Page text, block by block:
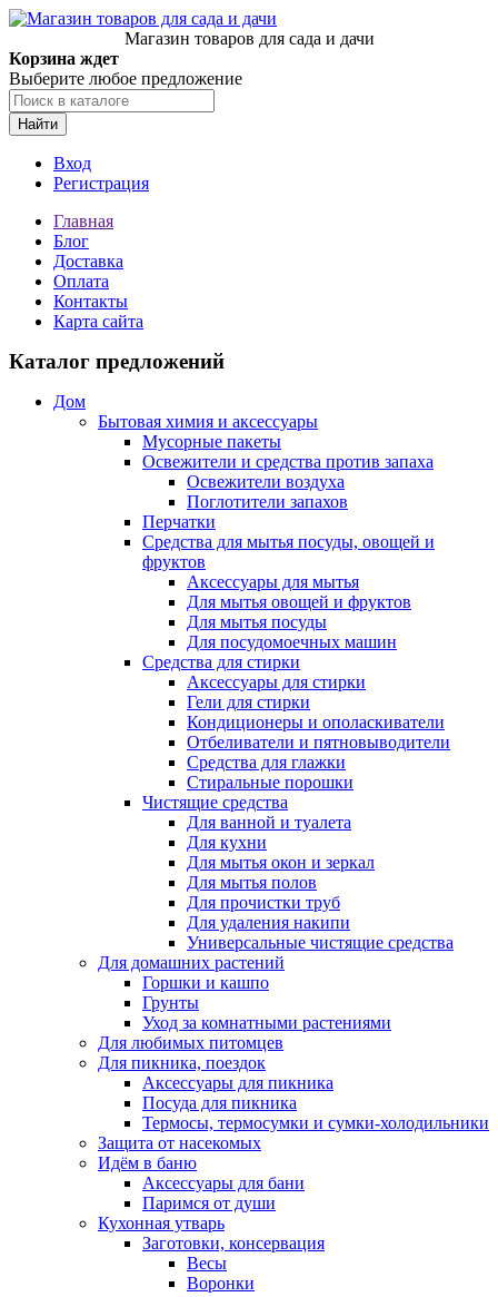
Магазин товаров для сада и дачи
Корзина ждет
Выберите любое предложение
Найти
Вход
Регистрация
Главная
Блог
Доставка
Оплата
Контакты
Карта сайта
Каталог предложений
Дом
Бытовая химия и аксессуары
Мусорные пакеты
Освежители и средства против запаха
Освежители воздуха
Поглотители запахов
Перчатки
Средства для мытья посуды, овощей и
фруктов
Аксессуары для мытья
Для мытья овощей и фруктов
Для мытья посуды
Для посудомоечных машин
Средства для стирки
Аксессуары для стирки
Гели для стирки
Кондиционеры и ополаскиватели
Отбеливатели и пятновыводители
Средства для глажки
Стиральные порошки
Чистящие средства
Для ванной и туалета
Для кухни
Для мытья окон и зеркал
Для мытья полов
Для прочистки труб
Для удаления накипи
Универсальные чистящие средства
Для домашних растений
Горшки и кашпо
Грунты
Уход за комнатными растениями
Для любимых питомцев
Для пикника, поездок
Аксессуары для пикника
Посуда для пикника
Термосы, термосумки и сумки-холодильники
Защита от насекомых
Идём в баню
Аксессуары для бани
Паримся от души
Кухонная утварь
Заготовки, консервация
Весы
Воронки